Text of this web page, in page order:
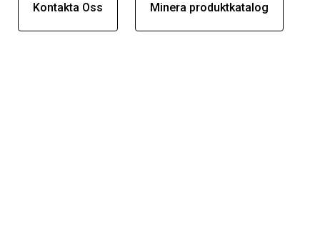
Kontakta Oss Minera produktkatalog